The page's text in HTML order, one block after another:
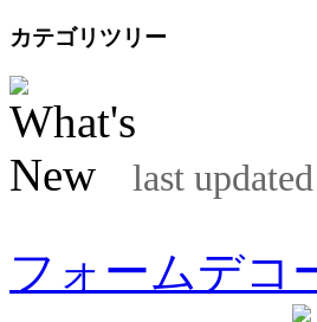
カテゴリツリー
last
フォームデコ